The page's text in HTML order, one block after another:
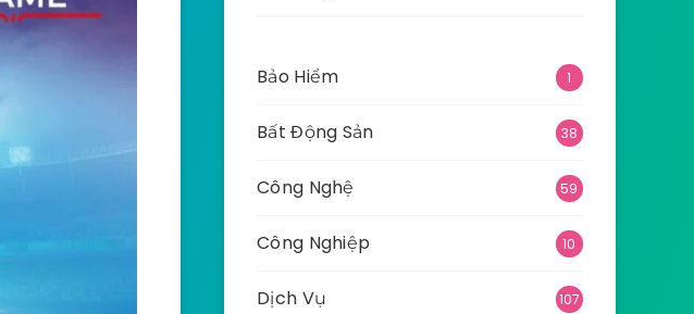
Bảo Hiểm 1
Bất Động Sản 38
Công Nghệ 59
Công Nghiệp 10
Dịch Vụ 107